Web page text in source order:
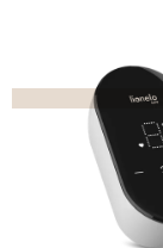
CSILLAG.